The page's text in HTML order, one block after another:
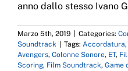
anno dallo stesso Ivano
Marzo 5th, 2019 Categories:
Soundtrack
Tags: Accordatura,
Avengers, Colonne Sonore, ET,
Scoring, Film Soundtrack, Game